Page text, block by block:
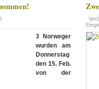
3 Norweger
wurden am
Donnerstag
den 15. Feb.
von der